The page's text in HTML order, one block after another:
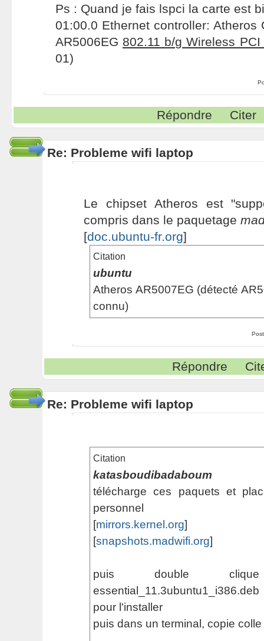
Ps : Quand je fais lspci la carte est
01:00.0 Ethernet controller: Atheros
AR5006EG 802.11 b/g Wireless
01)
Répondre Citer
Re: Probleme wifi laptop
Le chipset Atheros est
compris dans le paquetage
[doc.ubuntu-fr.org]
Citation
ubuntu
Atheros AR5007EG (détecté
connu)
Répondre
Re: Probleme wifi laptop
Citation
katasboudibadaboum
télécharge ces paquets et
personnel
[mirrors.kernel.org]
[snapshots.madwifi.org]
puis double
essential_11.3ubuntu1_i386.deb
pour l'installer
puis dans un terminal, copie